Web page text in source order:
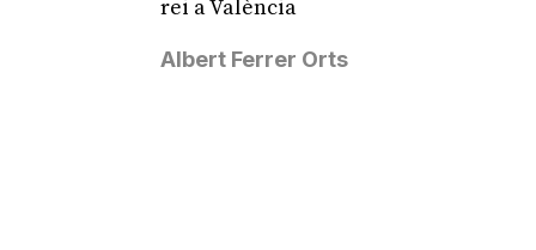
rei a València
Albert Ferrer Orts